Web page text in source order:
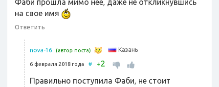
Фаби прошла мимо нее, даже не откликнувшись
на свое имя
Ответить
nova-16 (автор поста) Казань
6 февраля 2018 года # +2
Правильно поступила Фаби, не стоит